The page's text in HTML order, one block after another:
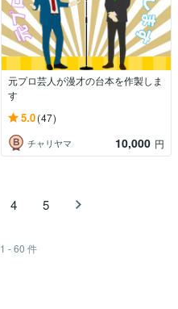
元プロ芸人が漫才の台本を作製しま
す
5.0(47)
チャリヤマ 10,000 円
4 5
1 - 60 件